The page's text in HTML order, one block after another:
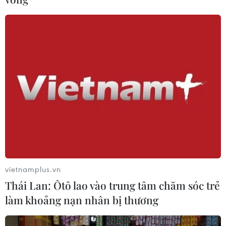
các quỹ đầu cơ lớn của Mỹ
đầu vụ đâm dao ở trung tâm London
06/08/2026 06:00
quân đội
06/08/2026 04:52
vietnamplus.vn
Thái Lan: Ôtô lao vào trung tâm chăm sóc trẻ
làm khoảng nạn nhân bị thương